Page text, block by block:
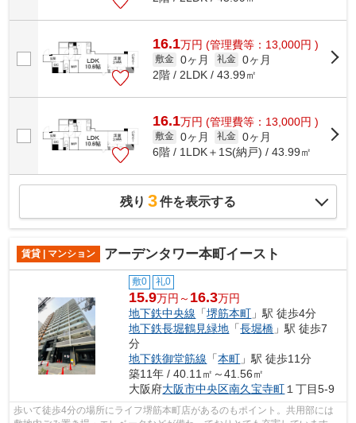
16.1万円 (管理費等：13,000円 )
敷金 0ヶ月 礼金 0ヶ月
2階 / 2LDK / 43.99㎡
16.1万円 (管理費等：13,000円 )
敷金 0ヶ月 礼金 0ヶ月
6階 / 1LDK＋1S(納戸) / 43.99㎡
残り 3件を表示する
賃貸 | マンション アーデンタワー本町イースト
敷0 礼0
15.9万円～ 16.3万円
地下鉄中央線 「堺筋本町 」駅 徒歩4分
地下鉄長堀鶴見緑地 「長堀橋 」駅 徒歩7
分
地下鉄御堂筋線 「本町 」駅 徒歩11分
築11年 / 40.11㎡～41.56㎡
大阪府大阪市中央区南久宝寺町 １丁目5‐9
歩いて徒歩4分の場所にライフ堺筋本町店があるのもポイント。共用部には